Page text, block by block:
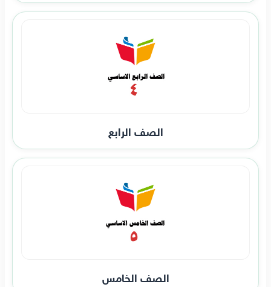
الصف الرابع
الصف الخامس